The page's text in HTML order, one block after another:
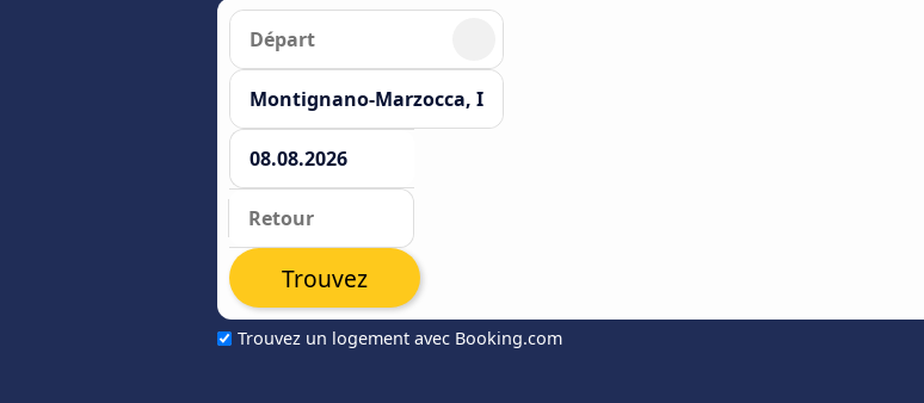
Trouvez un logement avec Booking.com
Trouvez